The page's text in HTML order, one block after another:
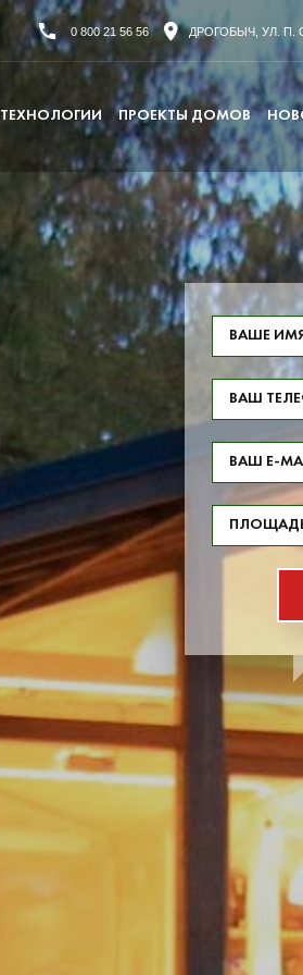
0 800 21 56 56 ДРОГОБЫЧ, УЛ. П.
ТЕХНОЛОГИИ ПРОЕКТЫ ДОМОВ